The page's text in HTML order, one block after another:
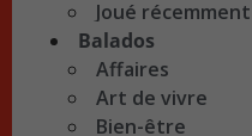
Joué récemment
Balados
Affaires
Art de vivre
Bien-être